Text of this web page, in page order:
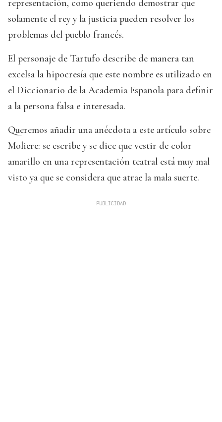
representación, como queriendo demostrar que
solamente el rey y la justicia pueden resolver los
problemas del pueblo francés.
El personaje de Tartufo describe de manera tan
excelsa la hipocresía que este nombre es utilizado en
el Diccionario de la Academia Española para definir
a la persona falsa e interesada.
Queremos añadir una anécdota a este artículo sobre
Moliere: se escribe y se dice que vestir de color
amarillo en una representación teatral está muy mal
visto ya que se considera que atrae la mala suerte.